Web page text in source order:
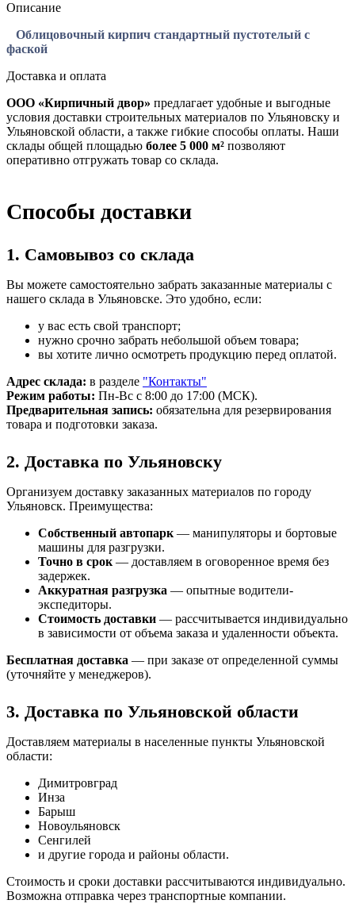
Описание
Облицовочный кирпич стандартный пустотелый с
фаской
Доставка и оплата
ООО «Кирпичный двор» предлагает удобные и выгодные
условия доставки строительных материалов по Ульяновску и
Ульяновской области, а также гибкие способы оплаты. Наши
склады общей площадью более 5 000 м² позволяют
оперативно отгружать товар со склада.
Способы доставки
1. Самовывоз со склада
Вы можете самостоятельно забрать заказанные материалы с
нашего склада в Ульяновске. Это удобно, если:
у вас есть свой транспорт;
нужно срочно забрать небольшой объем товара;
вы хотите лично осмотреть продукцию перед оплатой.
Адрес склада: в разделе "Контакты"
Режим работы: Пн-Вс с 8:00 до 17:00 (МСК).
Предварительная запись: обязательна для резервирования
товара и подготовки заказа.
2. Доставка по Ульяновску
Организуем доставку заказанных материалов по городу
Ульяновск. Преимущества:
Собственный автопарк — манипуляторы и бортовые
машины для разгрузки.
Точно в срок — доставляем в оговоренное время без
задержек.
Аккуратная разгрузка — опытные водители-
экспедиторы.
Стоимость доставки — рассчитывается индивидуально
в зависимости от объема заказа и удаленности объекта.
Бесплатная доставка — при заказе от определенной суммы
(уточняйте у менеджеров).
3. Доставка по Ульяновской области
Доставляем материалы в населенные пункты Ульяновской
области:
Димитровград
Инза
Барыш
Новоульяновск
Сенгилей
и другие города и районы области.
Стоимость и сроки доставки рассчитываются индивидуально.
Возможна отправка через транспортные компании.